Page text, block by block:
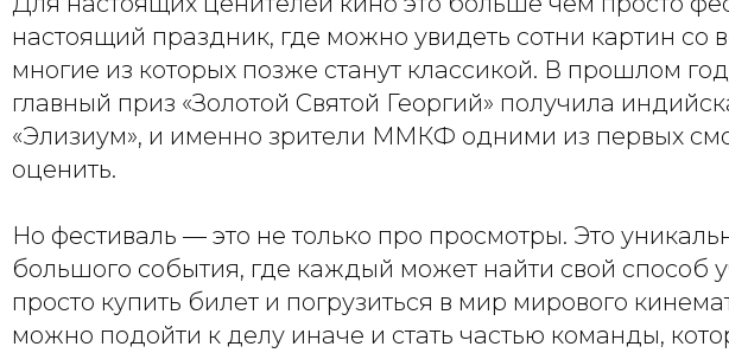
настоящий праздник, где можно увидеть сотни картин со
многие из которых позже станут классикой. В прошлом
главный приз «Золотой Святой Георгий» получила
«Элизиум», и именно зрители ММКФ одними из первых
оценить.
Но фестиваль — это не только про просмотры. Это
большого события, где каждый может найти свой способ
просто купить билет и погрузиться в мир мирового
можно подойти к делу иначе и стать частью команды,